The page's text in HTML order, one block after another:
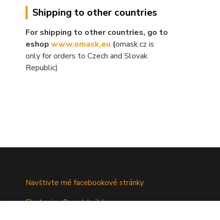
Shipping to other countries
For shipping to other countries, go to
eshop www.omask.eu (omask.cz is
only for orders to Czech and Slovak
Republic)
Navštivte mé facebookové stránky
Fb skupina Omask builders